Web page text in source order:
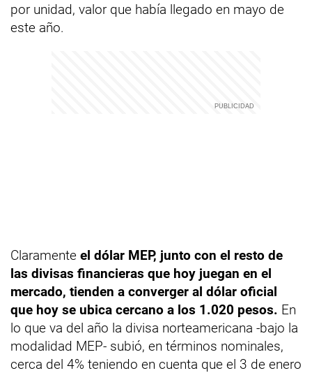
por unidad, valor que había llegado en mayo de
este año.
Claramente el dólar MEP, junto con el resto de
las divisas financieras que hoy juegan en el
mercado, tienden a converger al dólar oficial
que hoy se ubica cercano a los 1.020 pesos. En
lo que va del año la divisa norteamericana -bajo la
modalidad MEP- subió, en términos nominales,
cerca del 4% teniendo en cuenta que el 3 de enero